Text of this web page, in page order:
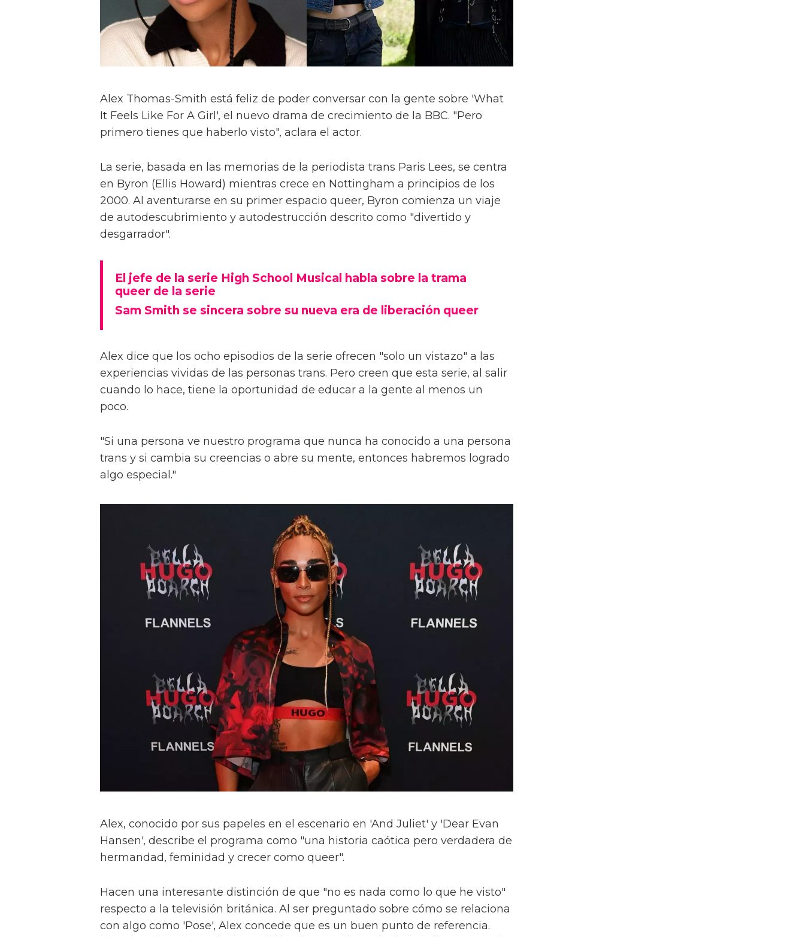
Alex Thomas-Smith está feliz de poder conversar con la gente sobre 'What
It Feels Like For A Girl', el nuevo drama de crecimiento de la BBC. "Pero
primero tienes que haberlo visto", aclara el actor.
La serie, basada en las memorias de la periodista trans Paris Lees, se centra
en Byron (Ellis Howard) mientras crece en Nottingham a principios de los
2000. Al aventurarse en su primer espacio queer, Byron comienza un viaje
de autodescubrimiento y autodestrucción descrito como "divertido y
desgarrador".
El jefe de la serie High School Musical habla sobre la trama
queer de la serie
Sam Smith se sincera sobre su nueva era de liberación queer
Alex dice que los ocho episodios de la serie ofrecen "solo un vistazo" a las
experiencias vividas de las personas trans. Pero creen que esta serie, al salir
cuando lo hace, tiene la oportunidad de educar a la gente al menos un
poco.
"Si una persona ve nuestro programa que nunca ha conocido a una persona
trans y si cambia su creencias o abre su mente, entonces habremos logrado
algo especial."
Alex, conocido por sus papeles en el escenario en 'And Juliet' y 'Dear Evan
Hansen', describe el programa como "una historia caótica pero verdadera de
hermandad, feminidad y crecer como queer".
Hacen una interesante distinción de que "no es nada como lo que he visto"
respecto a la televisión británica. Al ser preguntado sobre cómo se relaciona
con algo como 'Pose', Alex concede que es un buen punto de referencia.